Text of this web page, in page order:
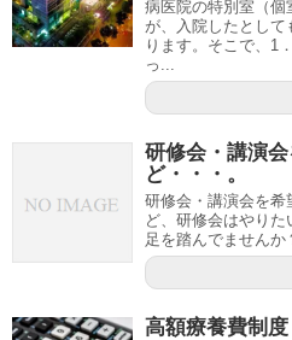
病医院の特別室（個
が、入院したとし
ります。そこで、1
っ...
研修会・講演
ど・・・。
研修会・講演会を希
ど、研修会はやり
足を踏んでませんか
高額療養費制